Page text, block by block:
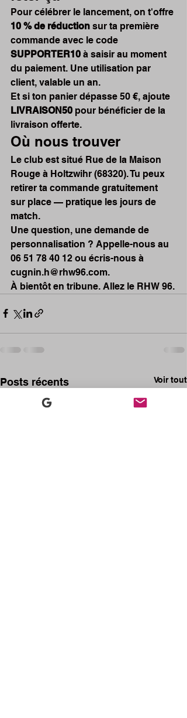
Pour célébrer le lancement, on t'offre
10 % de réduction sur ta première
commande avec le code
SUPPORTER10 à saisir au moment
du paiement. Une utilisation par
client, valable un an.
Et si ton panier dépasse 50 €, ajoute
LIVRAISON50 pour bénéficier de la
livraison offerte.
Où nous trouver
Le club est situé Rue de la Maison
Rouge à Holtzwihr (68320). Tu peux
retirer ta commande gratuitement
sur place — pratique les jours de
match.
Une question, une demande de
personnalisation ? Appelle-nous au
06 51 78 40 12 ou écris-nous à
cugnin.h@rhw96.com.
À bientôt en tribune. Allez le RHW 96.
Posts récents Voir tout